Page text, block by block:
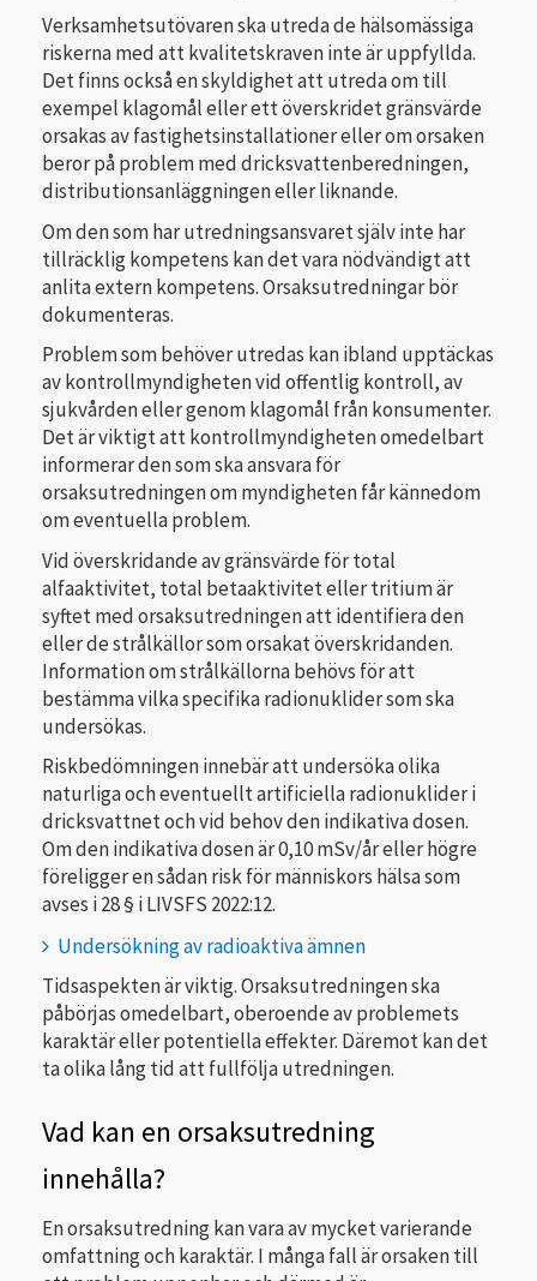
Verksamhetsutövaren ska utreda de hälsomässiga
riskerna med att kvalitetskraven inte är uppfyllda.
Det finns också en skyldighet att utreda om till
exempel klagomål eller ett överskridet gränsvärde
orsakas av fastighetsinstallationer eller om orsaken
beror på problem med dricksvattenberedningen,
distributionsanläggningen eller liknande.
Om den som har utredningsansvaret själv inte har
tillräcklig kompetens kan det vara nödvändigt att
anlita extern kompetens. Orsaksutredningar bör
dokumenteras.
Problem som behöver utredas kan ibland upptäckas
av kontrollmyndigheten vid offentlig kontroll, av
sjukvården eller genom klagomål från konsumenter.
Det är viktigt att kontrollmyndigheten omedelbart
informerar den som ska ansvara för
orsaksutredningen om myndigheten får kännedom
om eventuella problem.
Vid överskridande av gränsvärde för total
alfaaktivitet, total betaaktivitet eller tritium är
syftet med orsaksutredningen att identifiera den
eller de strålkällor som orsakat överskridanden.
Information om strålkällorna behövs för att
bestämma vilka specifika radionuklider som ska
undersökas.
Riskbedömningen innebär att undersöka olika
naturliga och eventuellt artificiella radionuklider i
dricksvattnet och vid behov den indikativa dosen.
Om den indikativa dosen är 0,10 mSv/år eller högre
föreligger en sådan risk för människors hälsa som
avses i 28 § i LIVSFS 2022:12.
Undersökning av radioaktiva ämnen
Tidsaspekten är viktig. Orsaksutredningen ska
påbörjas omedelbart, oberoende av problemets
karaktär eller potentiella effekter. Däremot kan det
ta olika lång tid att fullfölja utredningen.
Vad kan en orsaksutredning
innehålla?
En orsaksutredning kan vara av mycket varierande
omfattning och karaktär. I många fall är orsaken till